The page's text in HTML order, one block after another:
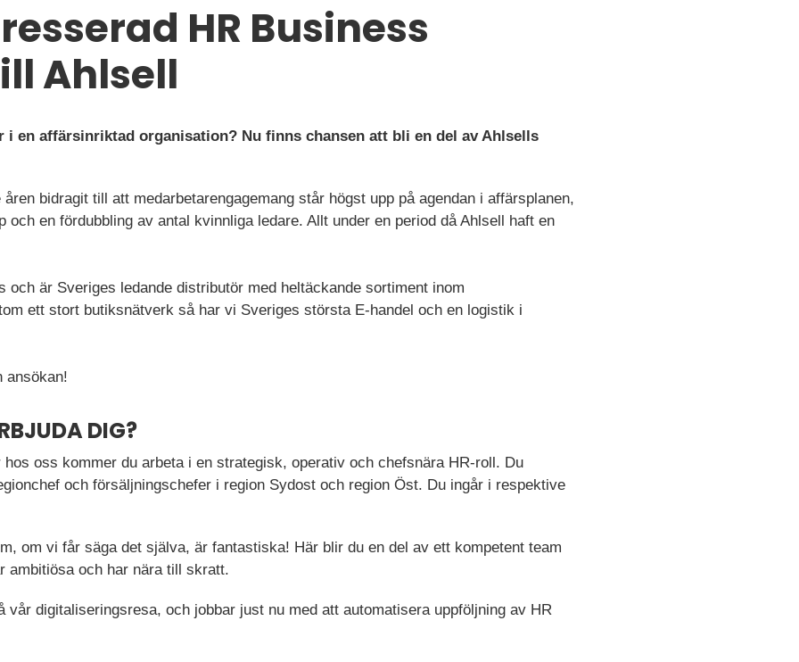
HR Business
Ahlsell
i en affärsinriktad organisation? Nu finns chansen att bli en del av Ahlsells
bidragit till att medarbetarengagemang står högst upp på agendan i affärsplanen,
och en fördubbling av antal kvinnliga ledare. Allt under en period då Ahlsell haft en
och är Sveriges ledande distributör med heltäckande sortiment inom
ett stort butiksnätverk så har vi Sveriges största E-handel och en logistik i
ansökan!
DIG?
oss kommer du arbeta i en strategisk, operativ och chefsnära HR-roll. Du
och försäljningschefer i region Sydost och region Öst. Du ingår i respektive
om vi får säga det själva, är fantastiska! Här blir du en del av ett kompetent team
ambitiösa och har nära till skratt.
vår digitaliseringsresa, och jobbar just nu med att automatisera uppföljning av HR